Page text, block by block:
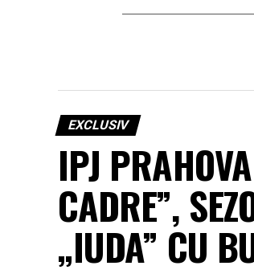
EXCLUSIV
IPJ
CADRE”,
„IUDA” CU